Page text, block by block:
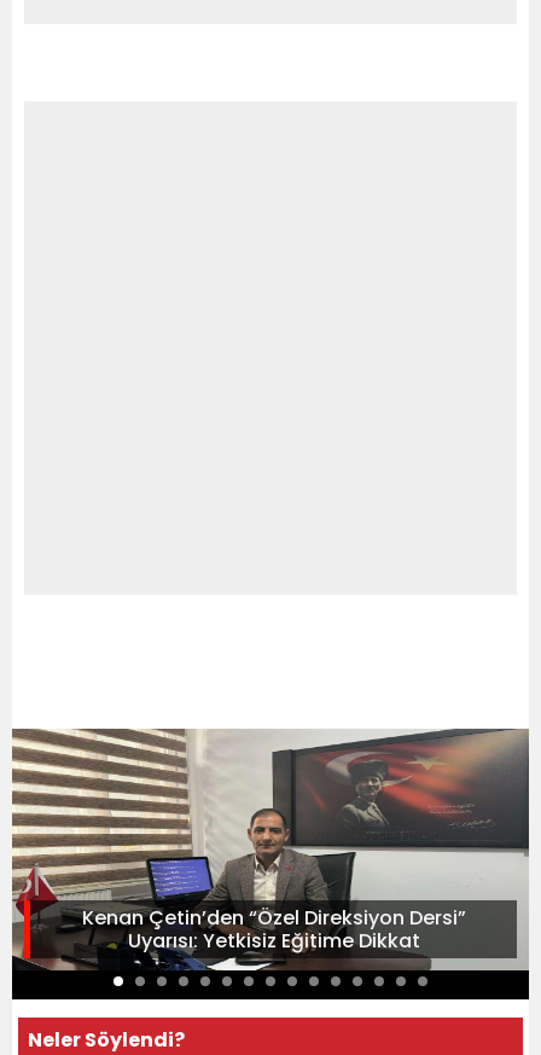
Kenan Çetin’den “Özel Direksiyon Dersi”
Uyarısı: Yetkisiz Eğitime Dikkat
Neler Söylendi?